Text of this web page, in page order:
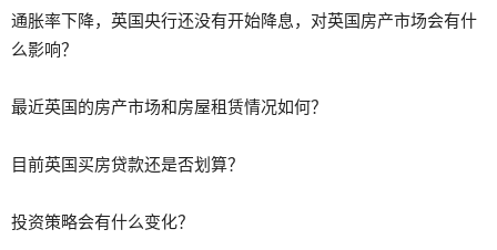
通胀率下降，英国央行还没有开始降息，对英国房产市场会有什
么影响？
最近英国的房产市场和房屋租赁情况如何？
目前英国买房贷款还是否划算？
投资策略会有什么变化？